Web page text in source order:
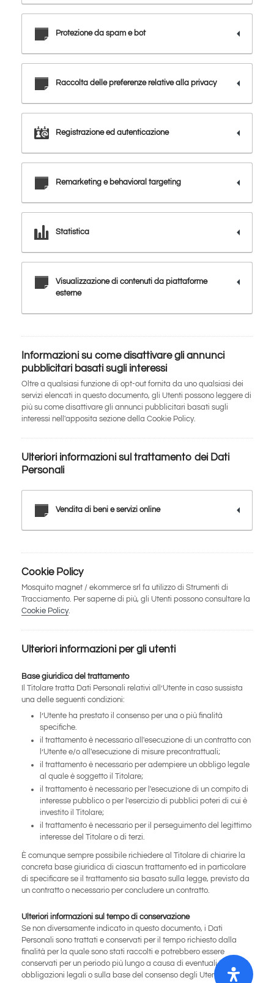
Protezione da spam e bot
Raccolta delle preferenze relative alla privacy
Registrazione ed autenticazione
Remarketing e behavioral targeting
Statistica
Visualizzazione di contenuti da piattaforme
esterne
Informazioni su come disattivare gli annunci
pubblicitari basati sugli interessi
Oltre a qualsiasi funzione di opt-out fornita da uno qualsiasi dei
servizi elencati in questo documento, gli Utenti possono leggere di
più su come disattivare gli annunci pubblicitari basati sugli
interessi nell'apposita sezione della Cookie Policy.
Ulteriori informazioni sul trattamento dei Dati
Personali
Vendita di beni e servizi online
Cookie Policy
Mosquito magnet / ekommerce srl fa utilizzo di Strumenti di
Tracciamento. Per saperne di più, gli Utenti possono consultare la
Cookie Policy.
Ulteriori informazioni per gli utenti
Base giuridica del trattamento
Il Titolare tratta Dati Personali relativi all’Utente in caso sussista
una delle seguenti condizioni:
l’Utente ha prestato il consenso per una o più finalità
specifiche.
il trattamento è necessario all'esecuzione di un contratto con
l’Utente e/o all'esecuzione di misure precontrattuali;
il trattamento è necessario per adempiere un obbligo legale
al quale è soggetto il Titolare;
il trattamento è necessario per l'esecuzione di un compito di
interesse pubblico o per l'esercizio di pubblici poteri di cui è
investito il Titolare;
il trattamento è necessario per il perseguimento del legittimo
interesse del Titolare o di terzi.
È comunque sempre possibile richiedere al Titolare di chiarire la
concreta base giuridica di ciascun trattamento ed in particolare
di specificare se il trattamento sia basato sulla legge, previsto da
un contratto o necessario per concludere un contratto.
Ulteriori informazioni sul tempo di conservazione
Se non diversamente indicato in questo documento, i Dati
Personali sono trattati e conservati per il tempo richiesto dalla
finalità per la quale sono stati raccolti e potrebbero essere
conservati per un periodo più lungo a causa di eventuali
obbligazioni legali o sulla base del consenso degli Utenti.